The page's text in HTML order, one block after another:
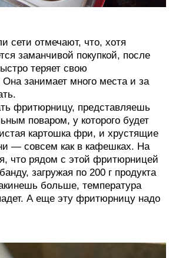
сети отмечают, что, хотя
заманчивой покупкой, после
теряет свою
Она занимает много места и за
фритюрницу, представляешь
поваром, у которого будет
картошка фри, и хрустящие
— совсем как в кафешках. На
что рядом с этой фритюрницей
загружая по 200 г продукта
больше, температура
А еще эту фритюрницу надо